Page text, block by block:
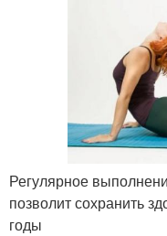
Регулярное
позволит сохранить
годы